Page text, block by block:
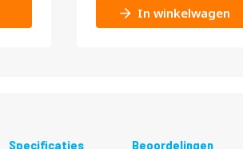
In winkelwagen
Specificaties Beoordelingen